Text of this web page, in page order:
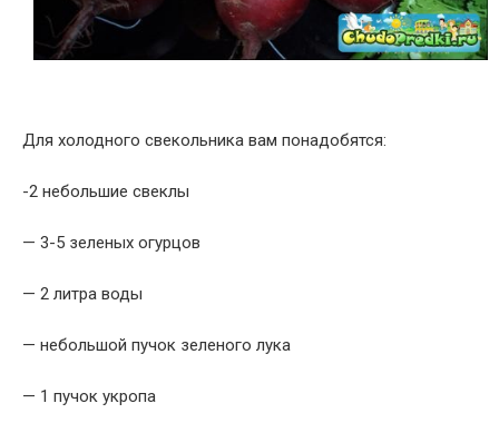
Для холодного свекольника вам понадобятся:
-2 небольшие свеклы
— 3-5 зеленых огурцов
— 2 литра воды
— небольшой пучок зеленого лука
— 1 пучок укропа